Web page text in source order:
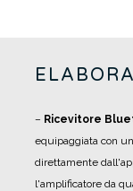
– Ricevitore
equipaggiata con
direttamente
l'amplificatore da